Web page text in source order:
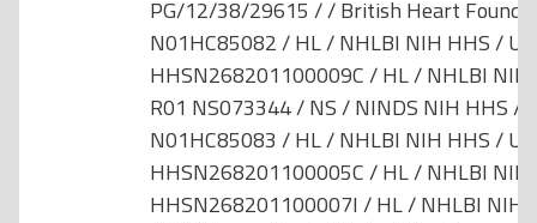
PG/12/38/29615 / / British Heart
N01HC85082 / HL / NHLBI NIH HHS /
HHSN268201100009C / HL / NHLBI
R01 NS073344 / NS / NINDS NIH HHS /
N01HC85083 / HL / NHLBI NIH HHS /
HHSN268201100005C / HL / NHLBI
HHSN268201100007I / HL / NHLBI NIH